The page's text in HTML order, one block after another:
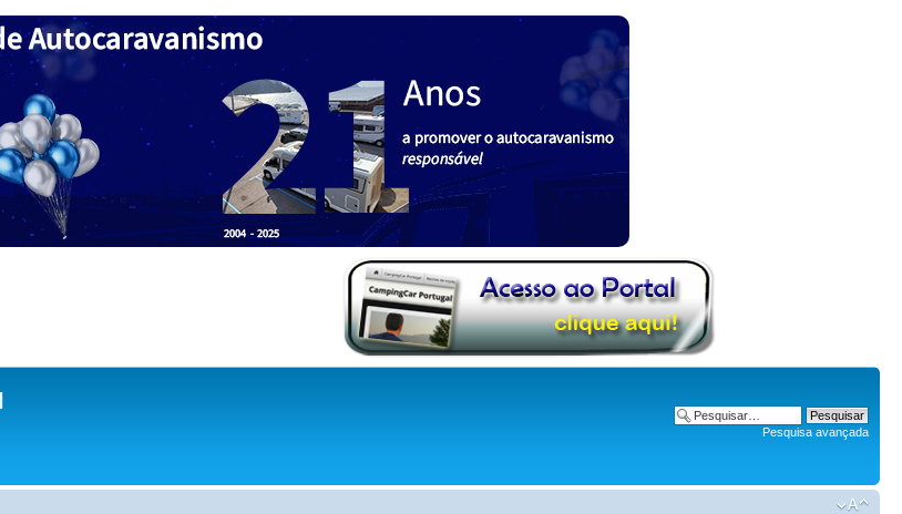
Pesquisa avançada